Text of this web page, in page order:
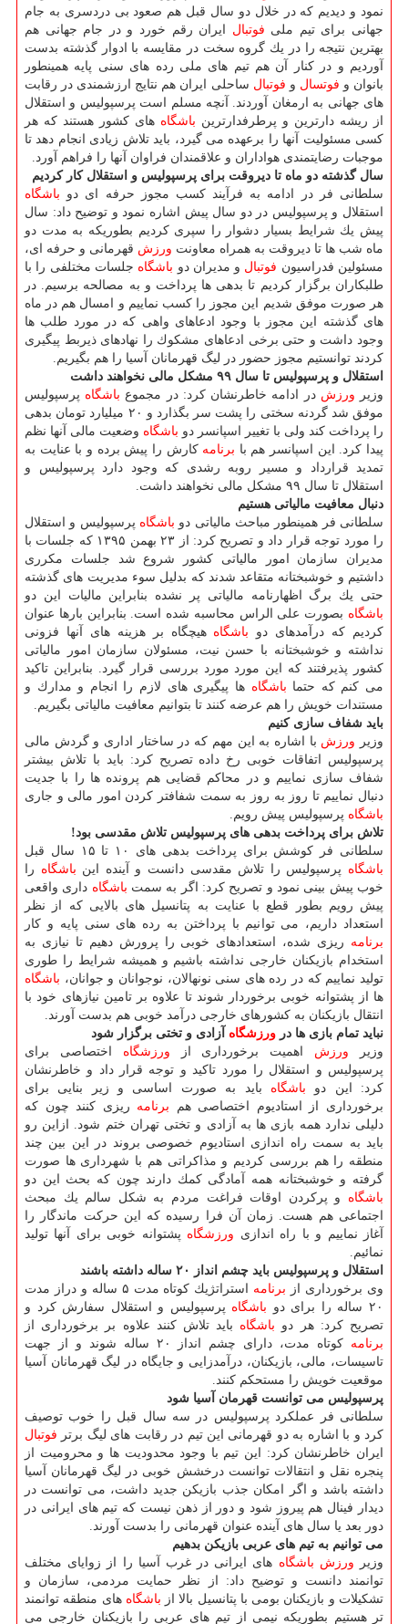
نمود و دیدیم كه در خلال دو سال قبل هم صعود بی دردسری به جام
جهانی برای تیم ملی فوتبال ایران رقم خورد و در جام جهانی هم
بهترین نتیجه را در یك گروه سخت در مقایسه با ادوار گذشته بدست
آوردیم و در كنار آن هم تیم های ملی رده های سنی پایه همینطور
بانوان و فوتسال و فوتبال ساحلی ایران هم نتایج ارزشمندی در رقابت
های جهانی به ارمغان آوردند. آنچه مسلم است پرسپولیس و استقلال
از ریشه دارترین و پرطرفدارترین باشگاه های كشور هستند كه هر
كسی مسئولیت آنها را برعهده می گیرد، باید تلاش زیادی انجام دهد تا
موجبات رضایتمندی هواداران و علاقمندان فراوان آنها را فراهم آورد.
سال گذشته دو ماه تا دیروقت برای پرسپولیس و استقلال كار كردیم
سلطانی فر در ادامه به فرآیند كسب مجوز حرفه ای دو باشگاه
استقلال و پرسپولیس در دو سال پیش اشاره نمود و توضیح داد: سال
پیش یك شرایط بسیار دشوار را سپری كردیم بطوریكه به مدت دو
ماه شب ها تا دیروقت به همراه معاونت ورزش قهرمانی و حرفه ای،
مسئولین فدراسیون فوتبال و مدیران دو باشگاه جلسات مختلفی را با
طلبكاران برگزار كردیم تا بدهی ها پرداخت و به مصالحه برسیم. در
هر صورت موفق شدیم این مجوز را كسب نماییم و امسال هم در ماه
های گذشته این مجوز با وجود ادعاهای واهی كه در مورد طلب ها
وجود داشت و حتی برخی ادعاهای مشكوك را نهادهای ذیربط پیگیری
كردند توانستیم مجوز حضور در لیگ قهرمانان آسیا را هم بگیریم.
استقلال و پرسپولیس تا سال ۹۹ مشكل مالی نخواهند داشت
وزیر ورزش در ادامه خاطرنشان كرد: در مجموع باشگاه پرسپولیس
موفق شد گردنه سختی را پشت سر بگذارد و ۲۰ میلیارد تومان بدهی
را پرداخت كند ولی با تغییر اسپانسر دو باشگاه وضعیت مالی آنها نظم
پیدا كرد. این اسپانسر هم با برنامه كارش را پیش برده و با عنایت به
تمدید قرارداد و مسیر روبه رشدی كه وجود دارد پرسپولیس و
استقلال تا سال ۹۹ مشكل مالی نخواهند داشت.
دنبال معافیت مالیاتی هستیم
سلطانی فر همینطور مباحث مالیاتی دو باشگاه پرسپولیس و استقلال
را مورد توجه قرار داد و تصریح كرد: از ۲۳ بهمن ۱۳۹۵ كه جلسات با
مدیران سازمان امور مالیاتی كشور شروع شد جلسات مكرری
داشتیم و خوشبختانه متقاعد شدند كه بدلیل سوء مدیریت های گذشته
حتی یك برگ اظهارنامه مالیاتی پر نشده بنابراین مالیات این دو
باشگاه بصورت علی الراس محاسبه شده است. بنابراین بارها عنوان
كردیم كه درآمدهای دو باشگاه هیچگاه بر هزینه های آنها فزونی
نداشته و خوشبختانه با حسن نیت، مسئولان سازمان امور مالیاتی
كشور پذیرفتند كه این مورد مورد بررسی قرار گیرد. بنابراین تاكید
می كنم كه حتما باشگاه ها پیگیری های لازم را انجام و مدارك و
مستندات خویش را هم عرضه كنند تا بتوانیم معافیت مالیاتی بگیریم.
باید شفاف سازی كنیم
وزیر ورزش با اشاره به این مهم كه در ساختار اداری و گردش مالی
پرسپولیس اتفاقات خوبی رخ داده تصریح كرد: باید با تلاش بیشتر
شفاف سازی نماییم و در محاكم قضایی هم پرونده ها را با جدیت
دنبال نماییم تا روز به روز به سمت شفافتر كردن امور مالی و جاری
باشگاه پرسپولیس پیش رویم.
تلاش برای پرداخت بدهی های پرسپولیس تلاش مقدسی بود!
سلطانی فر كوشش برای پرداخت بدهی های ۱۰ تا ۱۵ سال قبل
باشگاه پرسپولیس را تلاش مقدسی دانست و آینده این باشگاه را
خوب پیش بینی نمود و تصریح كرد: اگر به سمت باشگاه داری واقعی
پیش رویم بطور قطع با عنایت به پتانسیل های بالایی كه از نظر
استعداد داریم، می توانیم با پرداختن به رده های سنی پایه و كار
برنامه ریزی شده، استعدادهای خوبی را پرورش دهیم تا نیازی به
استخدام بازیكنان خارجی نداشته باشیم و همیشه شرایط را طوری
تولید نماییم كه در رده های سنی نونهالان، نوجوانان و جوانان، باشگاه
ها از پشتوانه خوبی برخوردار شوند تا علاوه بر تامین نیازهای خود با
انتقال بازیكنان به كشورهای خارجی درآمد خوبی هم بدست آورند.
نباید تمام بازی ها در ورزشگاه آزادی و تختی برگزار شود
وزیر ورزش اهمیت برخورداری از ورزشگاه اختصاصی برای
پرسپولیس و استقلال را مورد تاكید و توجه قرار داد و خاطرنشان
كرد: این دو باشگاه باید به صورت اساسی و زیر بنایی برای
برخورداری از استادیوم اختصاصی هم برنامه ریزی كنند چون كه
دلیلی ندارد همه بازی ها به آزادی و تختی تهران ختم شود. ازاین رو
باید به سمت راه اندازی استادیوم خصوصی بروند در این بین چند
منطقه را هم بررسی كردیم و مذاكراتی هم با شهرداری ها صورت
گرفته و خوشبختانه همه آمادگی كمك دارند چون كه بحث این دو
باشگاه و پركردن اوقات فراغت مردم به شكل سالم یك مبحث
اجتماعی هم هست. زمان آن فرا رسیده كه این حركت ماندگار را
آغاز نماییم و با راه اندازی ورزشگاه پشتوانه خوبی برای آنها تولید
نمائیم.
استقلال و پرسپولیس باید چشم انداز ۲۰ ساله داشته باشند
وی برخورداری از برنامه
استراتژیك كوتاه مدت ۵ ساله و دراز مدت
۲۰ ساله را برای دو
باشگاه پرسپولیس و استقلال سفارش كرد و
تصریح كرد: هر دو باشگاه باید تلاش كنند علاوه بر برخورداری از
برنامه
كوتاه مدت، دارای چشم انداز ۲۰ ساله شوند و از جهت
تاسیسات، مالی، بازیكنان، درآمدزایی و جایگاه در لیگ قهرمانان آسیا
موقعیت خویش را مستحكم كنند.
پرسپولیس می توانست قهرمان آسیا شود
سلطانی فر عملكرد پرسپولیس در سه سال قبل را خوب توصیف
كرد و با اشاره به دو قهرمانی این تیم در رقابت های لیگ برتر فوتبال
ایران خاطرنشان كرد: این تیم با وجود محدودیت ها و محرومیت از
پنجره نقل و انتقالات توانست درخشش خوبی در لیگ قهرمانان آسیا
داشته باشد و اگر امكان جذب بازیكن جدید داشت، می توانست در
دیدار فینال هم پیروز شود و دور از ذهن نیست كه تیم های ایرانی در
دور بعد یا سال های آینده عنوان قهرمانی را بدست آورند.
می توانیم به تیم های عربی بازیكن بدهیم
وزیر ورزش باشگاه های ایرانی در غرب آسیا را از زوایای مختلف
توانمند دانست و توضیح داد: از نظر حمایت مردمی، سازمان و
تشكیلات و بازیكنان بومی با پتانسیل بالا از باشگاه های منطقه توانمند
تر هستیم بطوریكه نیمی از تیم های عربی را بازیكنان خارجی می